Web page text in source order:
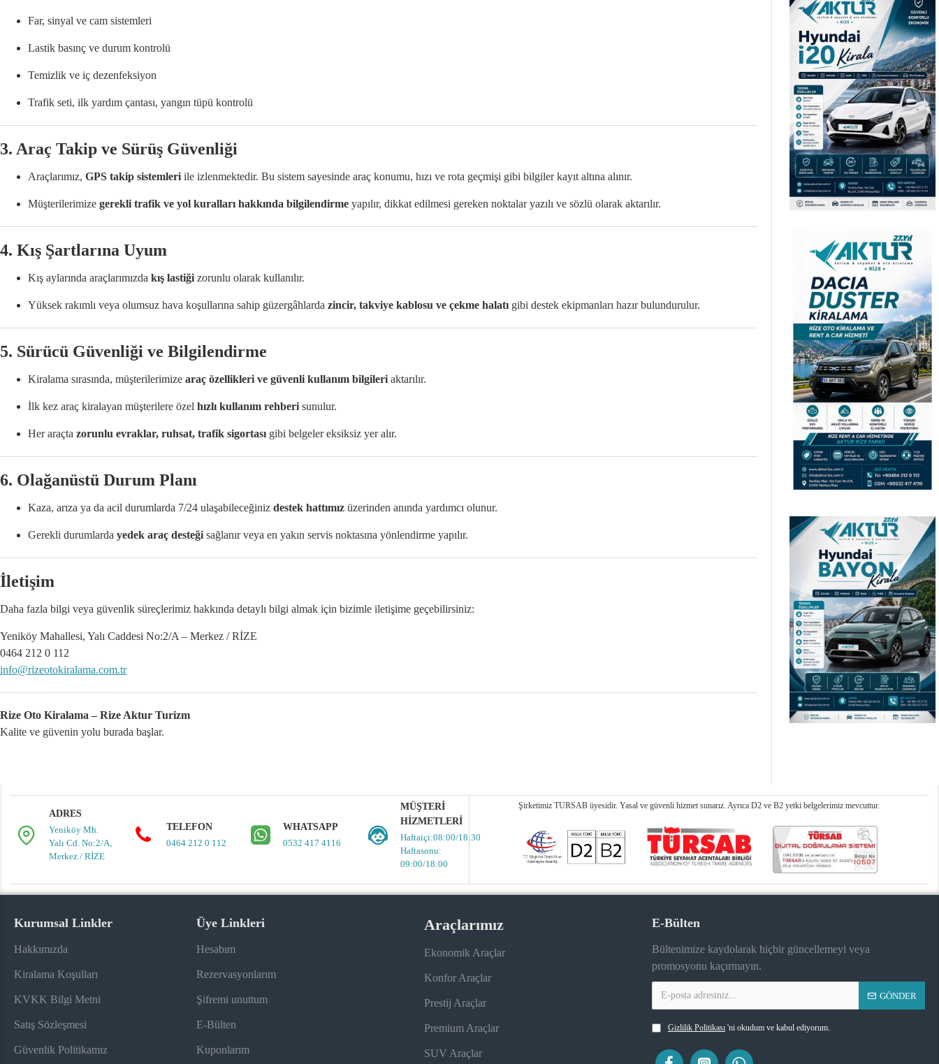
Far, sinyal ve cam sistemleri
Lastik basınç ve durum kontrolü
Temizlik ve iç dezenfeksiyon
Trafik seti, ilk yardım çantası, yangın tüpü kontrolü
3. Araç Takip ve Sürüş Güvenliği
Araçlarımız, GPS takip sistemleri ile izlenmektedir. Bu sistem sayesinde araç konumu, hızı ve rota geçmişi gibi bilgiler kayıt altına alınır.
Müşterilerimize gerekli trafik ve yol kuralları hakkında bilgilendirme yapılır, dikkat edilmesi gereken noktalar yazılı ve sözlü olarak aktarılır.
4. Kış Şartlarına Uyum
Kış aylarında araçlarımızda kış lastiği zorunlu olarak kullanılır.
Yüksek rakımlı veya olumsuz hava koşullarına sahip güzergâhlarda zincir, takviye kablosu ve çekme halatı gibi destek ekipmanları hazır bulundurulur.
5. Sürücü Güvenliği ve Bilgilendirme
Kiralama sırasında, müşterilerimize araç özellikleri ve güvenli kullanım bilgileri aktarılır.
İlk kez araç kiralayan müşterilere özel hızlı kullanım rehberi sunulur.
Her araçta zorunlu evraklar, ruhsat, trafik sigortası gibi belgeler eksiksiz yer alır.
6. Olağanüstü Durum Planı
Kaza, arıza ya da acil durumlarda 7/24 ulaşabileceğiniz destek hattımız üzerinden anında yardımcı olunur.
Gerekli durumlarda yedek araç desteği sağlanır veya en yakın servis noktasına yönlendirme yapılır.
İletişim
Daha fazla bilgi veya güvenlik süreçlerimiz hakkında detaylı bilgi almak için bizimle iletişime geçebilirsiniz:
Yeniköy Mahallesi, Yalı Caddesi No:2/A – Merkez / RİZE
0464 212 0 112
info@rizeotokiralama.com.tr
Rize Oto Kiralama – Rize Aktur Turizm
Kalite ve güvenin yolu burada başlar.
ADRES
Yeniköy Mh.
Yalı Cd. No:2/A,
Merkez / RİZE
TELEFON
0464 212 0 112
WHATSAPP
0532 417 4116
MÜŞTERI
HIZMETLERI
Haftaiçi:08:00/18:30
Haftasonu:
09:00/18:00
Şirketimiz TURSAB üyesidir. Yasal ve güvenli hizmet sunarız. Ayrıca D2 ve B2 yetki belgelerimiz mevcuttur.
Kurumsal Linkler
Hakkımızda
Kiralama Koşulları
KVKK Bilgi Metni
Satış Sözleşmesi
Güvenlik Politikamız
Üye Linkleri
Hesabım
Rezervasyonlarım
Şifremi unuttum
E-Bülten
Kuponlarım
Araçlarımız
Ekonomik Araçlar
Konfor Araçlar
Prestij Araçlar
Premium Araçlar
SUV Araçlar
E-Bülten
Bültenimize kaydolarak hiçbir güncellemeyi veya
promosyonu kaçırmayın.
GÖNDER
Gizlilik Politikası 'ni okudum ve kabul ediyorum.